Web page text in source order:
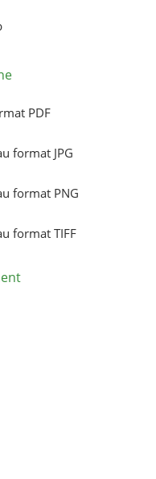
PDF
format JPG
format PNG
format TIFF